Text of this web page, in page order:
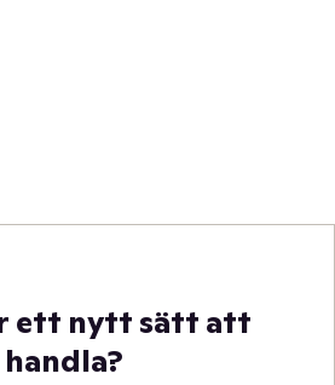
ett nytt sätt att
handla?